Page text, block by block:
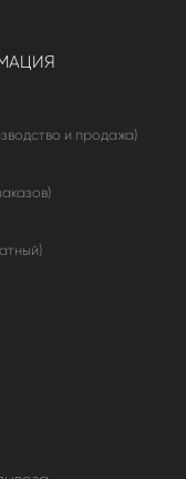
и продажа)